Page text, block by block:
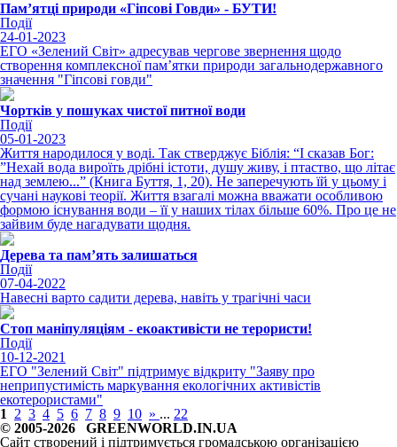
Пам’ятці природи «Гіпсові Говди» - БУТИ!
Події
24-01-2023
ЕГО «Зелений Світ» адресував чергове звернення щодо
створення комплексної пам’ятки природи загальнодержавного
значення "Гіпсові говди"
Чортків у пошуках чистої питної води
Події
05-01-2023
Життя народилося у воді. Так стверджує Біблія: “І сказав Бог:
”Нехай вода вироїть дрібні істоти, душу живу, і птаство, що літає
над землею...” (Книга Буття, 1, 20). Не заперечують їй у цьому і
сучані наукові теорії. Життя взагалі можна вважати особливою
формою існування води – її у наших тілах більше 60%. Про це не
зайвим буде нагадувати щодня.
Дерева та пам’ять залишаться
Події
07-04-2022
Навесні варто садити дерева, навіть у трагічні часи
Стоп маніпуляціям - екоактивісти не терористи!
Події
10-12-2021
ЕГО "Зелений Світ" підтримує відкриту "Заяву про
неприпустимість маркування екологічних активістів
екотерористами"
1
2 3 4 5 6 7 8 9 10 » ... 22
© 2005-2026 GREENWORLD.IN.UA
Сайт створений і підтримується громадською організацією